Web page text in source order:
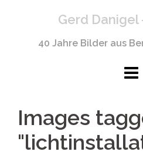
Gerd
40 Jahre Bilder aus
Images